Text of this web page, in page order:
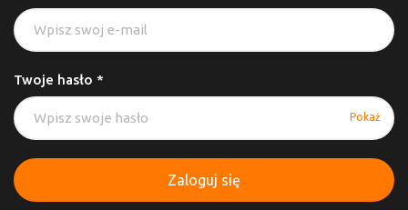
Twoje hasło *
Pokaż
Zaloguj się